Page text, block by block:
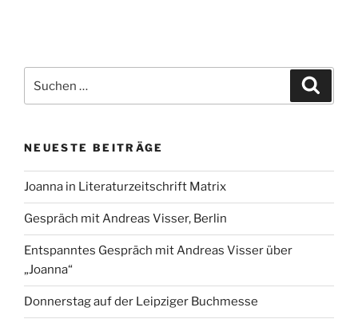
nach:
NEUESTE BEITRÄGE
Joanna in Literaturzeitschrift Matrix
Gespräch mit Andreas Visser, Berlin
Entspanntes Gespräch mit Andreas Visser über
„Joanna“
Donnerstag auf der Leipziger Buchmesse